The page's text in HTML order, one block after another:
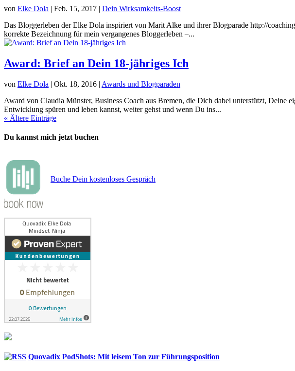
von Elke Dola | Feb. 15, 2017 | Dein Wirksamkeits-Boost
Das Bloggerleben der Elke Dola inspiriert von Marit Alke und ihrer Blogparade http://
korrekte Bezeichnung für mein vergangenes Bloggerleben –...
Award: Brief an Dein 18-jähriges Ich
von Elke Dola | Okt. 18, 2016 | Awards und Blogparaden
Award von Claudia Münster, Business Coach aus Bremen, die Dich dabei unterstützt,
Entwicklung spüren und leben kannst, weiter gehst und wenn Du ins...
« Ältere Einträge
Du kannst mich jetzt buchen
Buche Dein kostenloses Gespräch
Quovadix PodShots: Mit leisem Ton zur Führungsposition